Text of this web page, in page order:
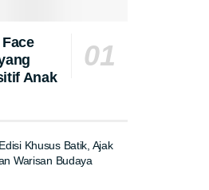
Anak
Khusus Batik, Ajak
Warisan Budaya